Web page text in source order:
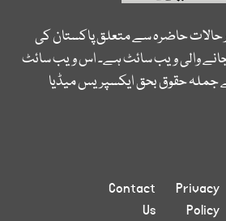
حالات حاضرہ سے متعلق پاکستان کی
والی ویب سائٹ ہے۔ اس ویب سائٹ
جملہ حقوق بحق ایکسپریس میڈیا
Privacy
Policy
Contact
Us